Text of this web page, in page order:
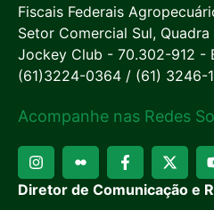
Fiscais Federais
Setor Comercial Sul,
Jockey Club - 70.302-912 -
(61)3224-0364 / (61) 3246-
Acompanhe nas Redes
Diretor de Comunicação e